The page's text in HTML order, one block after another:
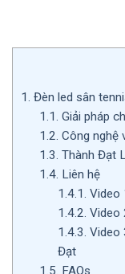
1. Đèn led sân
1.1. Giải pháp
1.2. Công nghệ
1.3. Thành Đạt
1.4. Liên hệ
1.4.1. Video
1.4.2. Video
1.4.3. Video
Đạt
1.5. FAQs